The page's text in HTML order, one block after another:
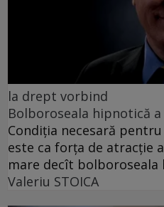
la drept vorbind
Bolboroseala hipnotică
Condiția necesară
este ca forța de atracție
mare decît
Valeriu STOICA